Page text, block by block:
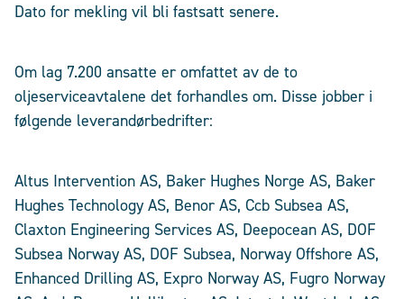
Dato for mekling vil bli fastsatt senere.
Om lag 7.200 ansatte er omfattet av de to
oljeserviceavtalene det forhandles om. Disse jobber i
følgende leverandørbedrifter:
Altus Intervention AS, Baker Hughes Norge AS, Baker
Hughes Technology AS, Benor AS, Ccb Subsea AS,
Claxton Engineering Services AS, Deepocean AS, DOF
Subsea Norway AS, DOF Subsea, Norway Offshore AS,
Enhanced Drilling AS, Expro Norway AS, Fugro Norway